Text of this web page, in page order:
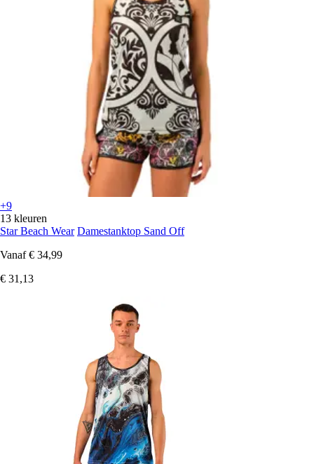
+9
13 kleuren
Star Beach Wear Damestanktop Sand Off
Vanaf € 34,99
€ 31,13